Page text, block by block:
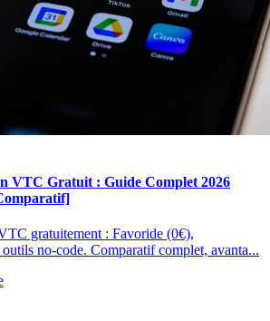
VTC Gratuit : Guide Complet 2026
gratuitement : Favoride (0€),
no-code. Comparatif complet, avanta...